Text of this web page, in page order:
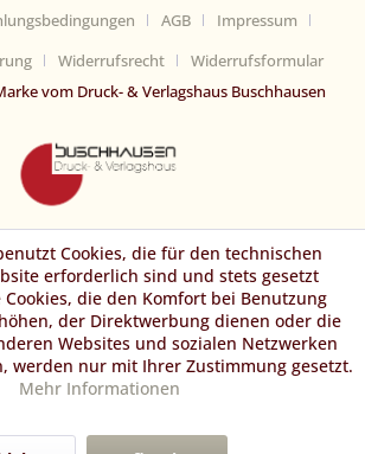
AGB
Impressum
Widerrufsrecht
Widerrufsformular
vom Druck- & Verlagshaus Buschhausen
Cookies, die für den technischen
erforderlich sind und stets gesetzt
die den Komfort bei Benutzung
der Direktwerbung dienen oder die
Websites und sozialen Netzwerken
werden nur mit Ihrer Zustimmung gesetzt.
Mehr Informationen